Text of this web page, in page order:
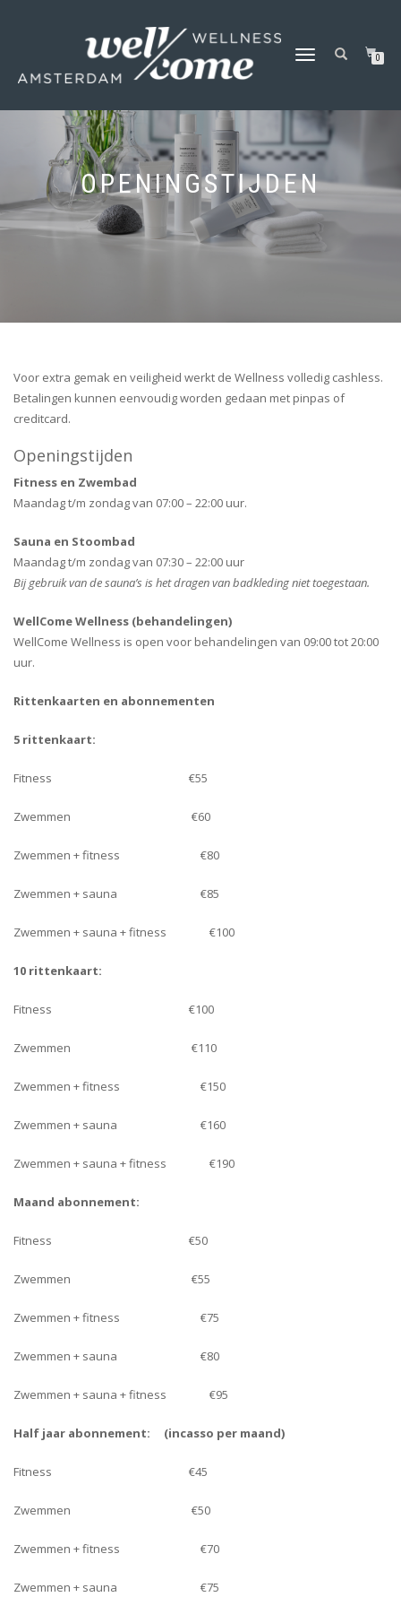
SCHAKEL
0
OPENINGSTIJDEN
Voor extra gemak en veiligheid werkt de Wellness volledig cashless.
Betalingen kunnen eenvoudig worden gedaan met pinpas of
creditcard.
Openingstijden
Fitness en Zwembad
Maandag t/m zondag van 07:00 – 22:00 uur.
Sauna en Stoombad
Maandag t/m zondag van 07:30 – 22:00 uur
Bij gebruik van de sauna’s is het dragen van badkleding niet toegestaan.
WellComeWellness (behandelingen)
WellCome Wellness is open voor behandelingen van 09:00 tot 20:00
uur.
Rittenkaarten en abonnementen
5 rittenkaart:
Fitness €55
Zwemmen €60
Zwemmen + fitness €80
Zwemmen + sauna €85
Zwemmen + sauna + fitness €100
10 rittenkaart:
Fitness €100
Zwemmen €110
Zwemmen + fitness €150
Zwemmen + sauna €160
Zwemmen + sauna + fitness €190
Maand abonnement:
Fitness €50
Zwemmen €55
Zwemmen + fitness €75
Zwemmen + sauna €80
Zwemmen + sauna + fitness €95
Half jaar abonnement: (incasso per maand)
Fitness €45
Zwemmen €50
Zwemmen + fitness €70
Zwemmen + sauna €75